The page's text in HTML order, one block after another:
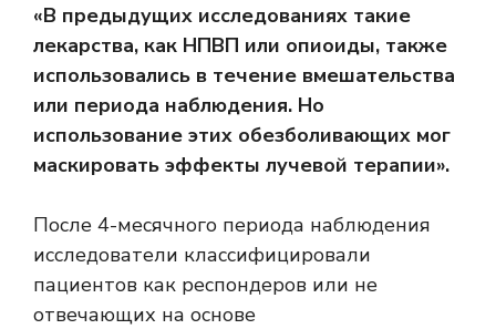
«В предыдущих исследованиях такие
лекарства, как НПВП или опиоиды, также
использовались в течение вмешательства
или периода наблюдения. Но
использование этих обезболивающих мог
маскировать эффекты лучевой терапии».
После 4-месячного периода наблюдения
исследователи классифицировали
пациентов как респондеров или не
отвечающих на основе